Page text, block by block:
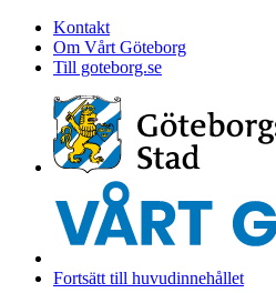
Kontakt
Om Vårt Göteborg
Till goteborg.se
Fortsätt till huvudinnehållet